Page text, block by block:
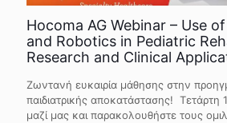
Hocoma AG Webinar – Use
and Robotics in Pediatric
Research and Clinical
Ζωντανή ευκαιρία μάθησης στην
παιδιατρικής αποκατάστασης!
μαζί μας και παρακολουθήστε τους